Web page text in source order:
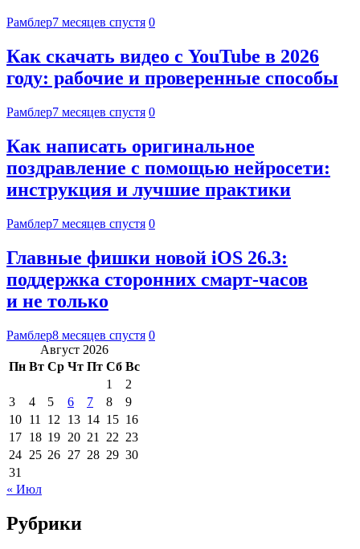
Рамблер7 месяцев спустя 0
Как скачать видео с YouTube в 2026
году: рабочие и проверенные способы
Рамблер7 месяцев спустя 0
Как написать оригинальное
поздравление с помощью нейросети:
инструкция и лучшие практики
Рамблер7 месяцев спустя 0
Главные фишки новой iOS 26.3:
поддержка сторонних смарт-часов
и не только
Рамблер8 месяцев спустя 0
Август 2026
Пн Вт Ср Чт Пт Сб Вс
1
2
3
4 5 6 7 8
9
10 11 12 13 14 15 16
17 18 19 20 21 22 23
24 25 26 27 28 29 30
31
« Июл
Рубрики